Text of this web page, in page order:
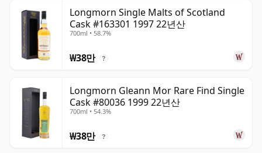
Longmorn Single Malts of Scotland
Cask #163301 1997 22년산
700ml • 58.7%
₩38만 ?
Longmorn Gleann Mor Rare Find Single
Cask #80036 1999 22년산
700ml • 54.3%
₩38만 ?